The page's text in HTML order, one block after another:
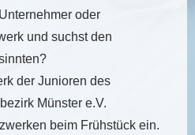
oder
und suchst den
der Junioren des
Münster e.V.
beim Frühstück ein.